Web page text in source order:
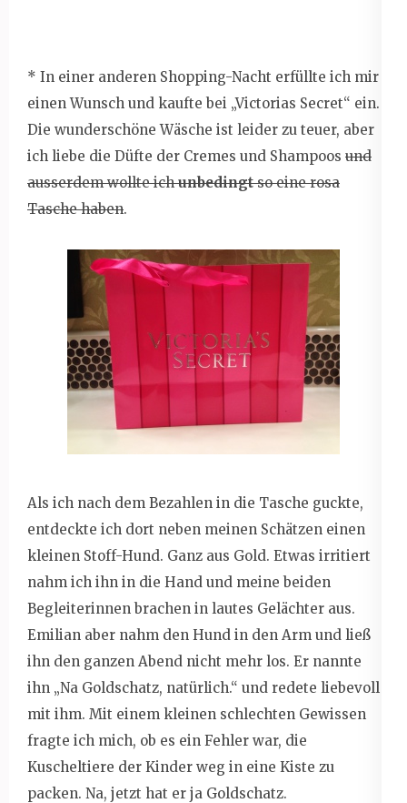
* In einer anderen Shopping-Nacht erfüllte ich mir
einen Wunsch und kaufte bei „Victorias Secret“ ein.
Die wunderschöne Wäsche ist leider zu teuer, aber
ich liebe die Düfte der Cremes und Shampoos und
ausserdem wollte ichunbedingtso eine rosa
Tasche haben.
Als ich nach dem Bezahlen in die Tasche guckte,
entdeckte ich dort neben meinen Schätzen einen
kleinen Stoff-Hund. Ganz aus Gold. Etwas irritiert
nahm ich ihn in die Hand und meine beiden
Begleiterinnen brachen in lautes Gelächter aus.
Emilian aber nahm den Hund in den Arm und ließ
ihn den ganzen Abend nicht mehr los. Er nannte
ihn „Na Goldschatz, natürlich.“ und redete liebevoll
mit ihm. Mit einem kleinen schlechten Gewissen
fragte ich mich, ob es ein Fehler war, die
Kuscheltiere der Kinder weg in eine Kiste zu
packen. Na, jetzt hat er ja Goldschatz.